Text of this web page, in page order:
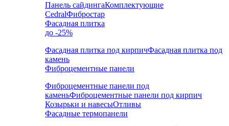
Панель сайдингаКомплектующие
CedralФибростар
Фасадная плитка
до -25%
Фасадная плитка под кирпичФасадная плитка под
камень
Фиброцементные панели
Фиброцементные панели под
каменьФиброцементные панели под кирпич
Козырьки и навесыОтливы
Фасадные термопанели